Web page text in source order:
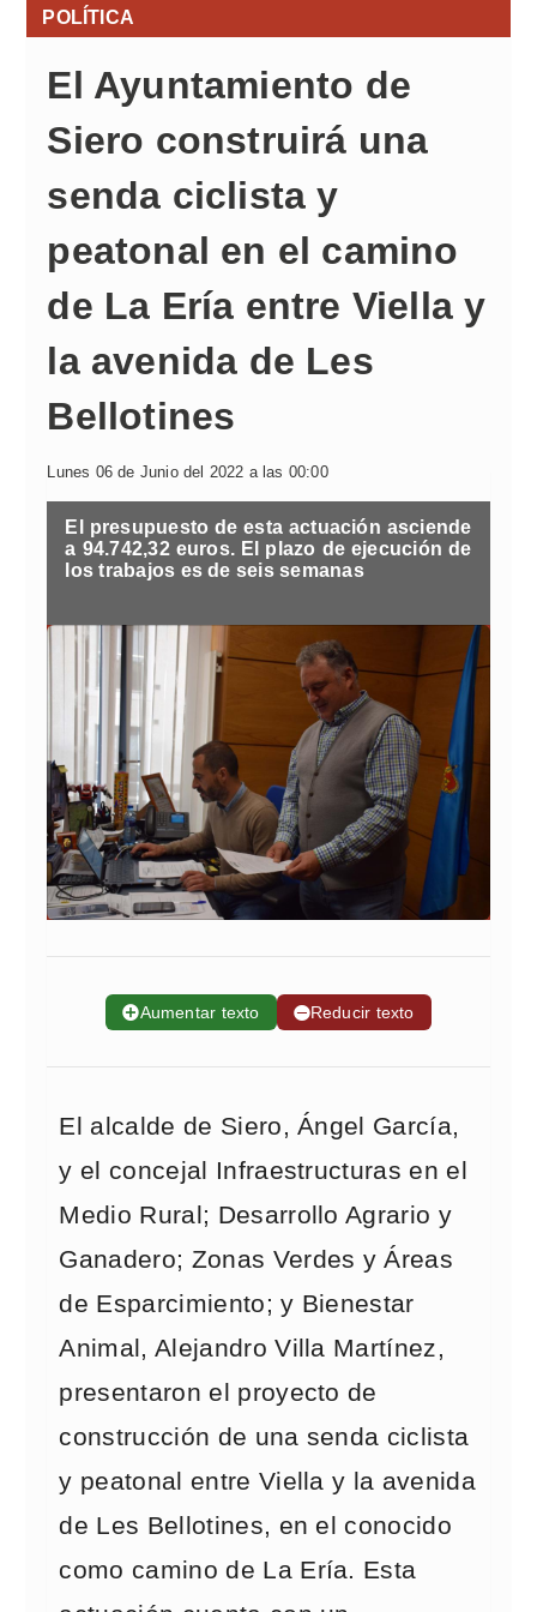
POLÍTICA
El Ayuntamiento de
Siero construirá una
senda ciclista y
peatonal en el camino
de La Ería entre Viella y
la avenida de Les
Bellotines
Lunes 06 de Junio del 2022 a las 00:00
El presupuesto de esta actuación asciende
a 94.742,32 euros. El plazo de ejecución de
los trabajos es de seis semanas
➕Aumentar texto ➖Reducir texto
El alcalde de Siero, Ángel García,
y el concejal Infraestructuras en el
Medio Rural; Desarrollo Agrario y
Ganadero; Zonas Verdes y Áreas
de Esparcimiento; y Bienestar
Animal, Alejandro Villa Martínez,
presentaron el proyecto de
construcción de una senda ciclista
y peatonal entre Viella y la avenida
de Les Bellotines, en el conocido
como camino de La Ería. Esta